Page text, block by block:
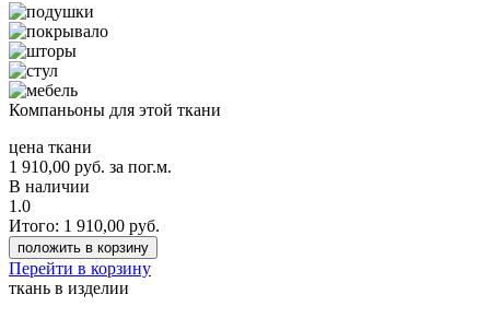
Компаньоны для этой ткани
цена ткани
1 910,00 руб. за пог.м.
В наличии
1.0
Итого: 1 910,00 руб.
положить в корзину
Перейти в корзину
ткань в изделии